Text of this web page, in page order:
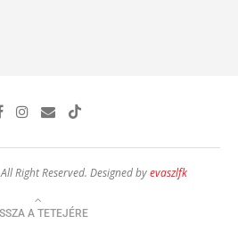
Right Reserved. Designed byevaszlfk
A TETEJÉRE